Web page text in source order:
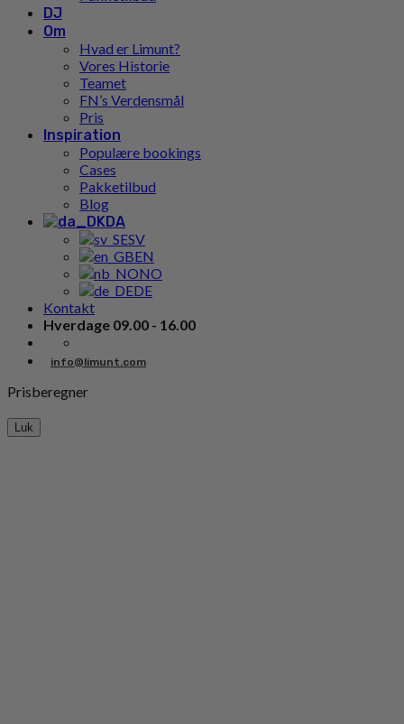
DJ
Om
Hvad er Limunt?
Vores Historie
Teamet
FN’s Verdensmål
Pris
Inspiration
Populære bookings
Cases
Pakketilbud
Blog
DA
SV
EN
NO
DE
Kontakt
Hverdage 09.00 - 16.00
info@limunt.com
Prisberegner
Luk